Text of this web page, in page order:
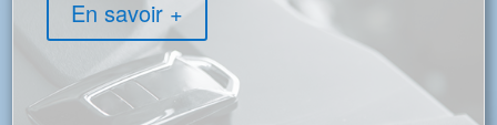
En savoir +